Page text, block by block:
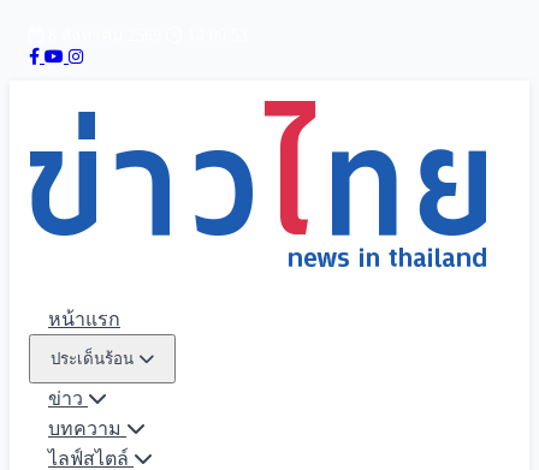
หน้าแรก
ประเด็นร้อน
ข่าว
บทความ
ไลฟ์สไตล์